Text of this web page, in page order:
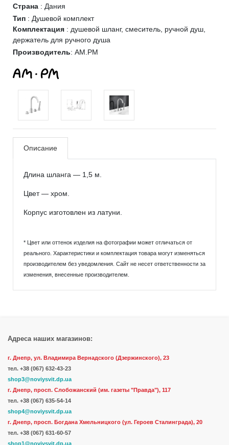
Страна : Дания
Тип : Душевой комплект
Комплектация : душевой шланг, смеситель, ручной душ,
держатель для ручного душа
Производитель: AM.PM
Описание
Длина шланга — 1,5 м.
Цвет — хром.
Корпус изготовлен из латуни.
* Цвет или оттенок изделия на фотографии может отличаться от
реального. Характеристики и комплектация товара могут изменяться
производителем без уведомления. Сайт не несет ответственности за
изменения, внесенные производителем.
Адреса наших магазинов:
г. Днепр, ул. Владимира Вернадского (Дзержинского), 23
тел. +38 (067) 632-43-23
shop3@noviysvit.dp.ua
г. Днепр, просп. Слобожанский (им. газеты "Правда"), 117
тел. +38 (067) 635-54-14
shop4@noviysvit.dp.ua
г. Днепр, просп. Богдана Хмельницкого (ул. Героев Сталинграда), 20
тел. +38 (067) 631-60-57
shop1@noviysvit.dp.ua